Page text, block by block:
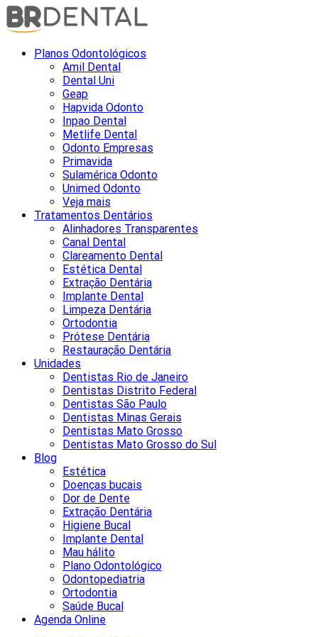
Planos Odontológicos
Amil Dental
Dental Uni
Geap
Hapvida Odonto
Inpao Dental
Metlife Dental
Odonto Empresas
Primavida
Sulamérica Odonto
Unimed Odonto
Veja mais
Tratamentos Dentários
Alinhadores Transparentes
Canal Dental
Clareamento Dental
Estética Dental
Extração Dentária
Implante Dental
Limpeza Dentária
Ortodontia
Prótese Dentária
Restauração Dentária
Unidades
Dentistas Rio de Janeiro
Dentistas Distrito Federal
Dentistas São Paulo
Dentistas Minas Gerais
Dentistas Mato Grosso
Dentistas Mato Grosso do Sul
Blog
Estética
Doenças bucais
Dor de Dente
Extração Dentária
Higiene Bucal
Implante Dental
Mau hálito
Plano Odontológico
Odontopediatria
Ortodontia
Saúde Bucal
Agenda Online